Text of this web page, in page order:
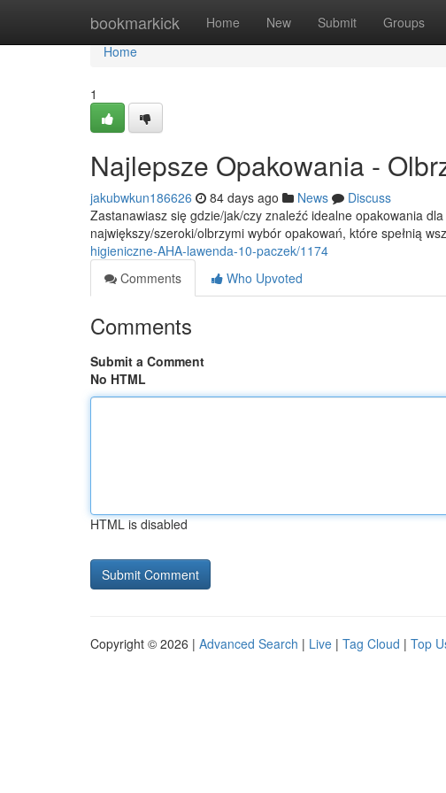
bookmarkick Home New Submit Groups
Home
Home
1
Najlepsze Opakowania -
jakubwkun186626 84 days ago News
Discuss
Zastanawiasz się gdzie/jak/czy znaleźć idealne opakowania
największy/szeroki/olbrzymi wybór opakowań, które spełnią
higieniczne-AHA-lawenda-10-paczek/1174
Comments
Who Upvoted
Comments
Submit a Comment
No HTML
HTML is disabled
Copyright © 2026 | Advanced Search | Live | Tag Cloud | Top